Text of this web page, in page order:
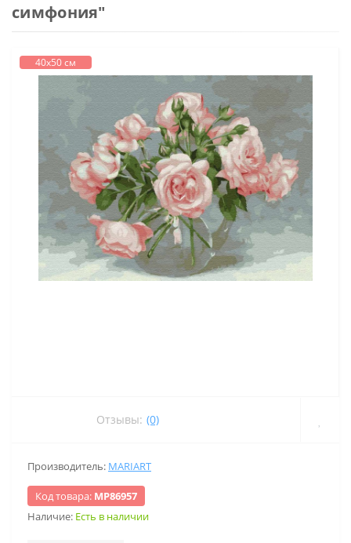
симфония"
40х50 см
Отзывы: (0)
Производитель: MARIART
Код товара: МР86957
Наличие: Есть в наличии